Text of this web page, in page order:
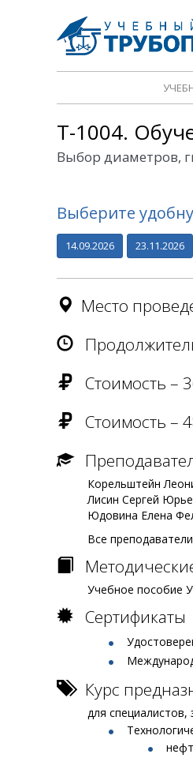
T-1004.
Выбор диаметров,
Выберите
14.09.2026 23.11.2026
Место
Стоимость –
Стоимость –
Корельштейн
Лисин Сергей
Юдовина Елена
Все
Учебное пособие
Сертификаты
Курс
для